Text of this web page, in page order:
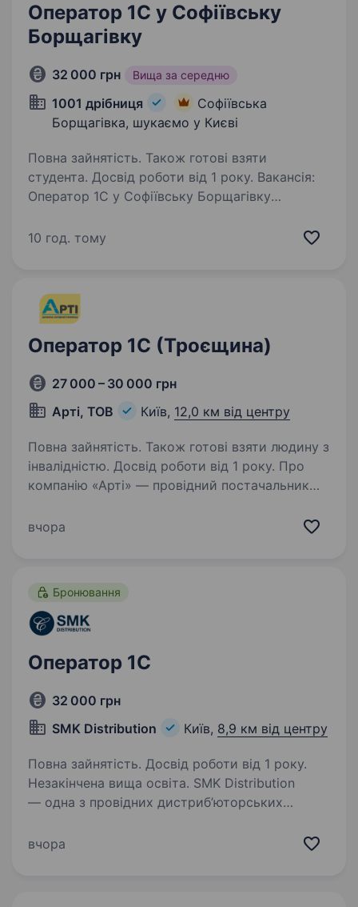
Оператор 1C у Софіївську
Борщагівку
32 000 грн Вища за середню
1001 дрібниця
Софіївська
Борщагівка, шукаємо у Києві
Повна зайнятість. Також готові взяти
студента. Досвід роботи від 1 року. Вакансія:
Оператор 1С у Софіївську Борщагівку
для роботи у нашому відділі в Софіївській
професійного…
10 год. тому
Оператор 1C (Троєщина)
27 000 – 30 000 грн
Арті, ТОВ
Київ, 12,0 км від центру
Повна зайнятість. Також готові взяти людину з
інвалідністю. Досвід роботи від 1 року. Про
компанію «Арті» — провідний постачальник
сільськогосподарської та промислової техніки
вчора
Бронювання
Оператор 1C
32 000 грн
SMK Distribution
Київ, 8,9 км від центру
Повна зайнятість. Досвід роботи від 1 року.
Незакінчена вища освіта. SMK Distribution
— одна з провідних дистриб’юторських
Group. Ми розвиваємо 5 філій, сучасну
вчора